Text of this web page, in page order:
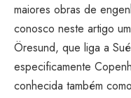
maiores obras de
conosco neste artigo
Öresund, que liga a
especificamente
conhecida também